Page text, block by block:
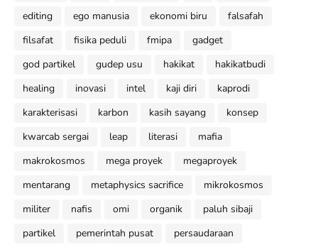
editing
ego manusia ekonomi biru
falsafah
filsafat
fisika peduli fmipa
gadget
god partikel
gudep usu hakikat
hakikatbudi
healing
inovasi intel kaji diri
kaprodi
karakterisasi
karbon kasih sayang
konsep
kwarcab sergai
leap literasi
mafia
makrokosmos
mega proyek
megaproyek
mentarang
metaphysics sacrifice
mikrokosmos
militer
nafis omi organik
paluh sibaji
partikel
pemerintah pusat
persaudaraan